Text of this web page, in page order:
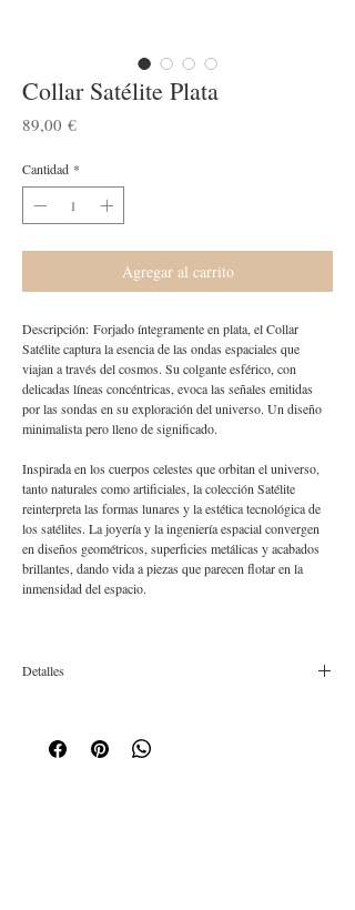
Collar Satélite Plata
89,00 €Precio
Cantidad *
Agregar al carrito
Descripción: Forjado íntegramente en plata, el Collar
Satélite captura la esencia de las ondas espaciales que
viajan a través del cosmos. Su colgante esférico, con
delicadas líneas concéntricas, evoca las señales emitidas
por las sondas en su exploración del universo. Un diseño
minimalista pero lleno de significado.
Inspirada en los cuerpos celestes que orbitan el universo,
tanto naturales como artificiales, la colección Satélite
reinterpreta las formas lunares y la estética tecnológica de
los satélites. La joyería y la ingeniería espacial convergen
en diseños geométricos, superficies metálicas y acabados
brillantes, dando vida a piezas que parecen flotar en la
inmensidad del espacio.
Detalles
Diseñado y producido en Barcelona